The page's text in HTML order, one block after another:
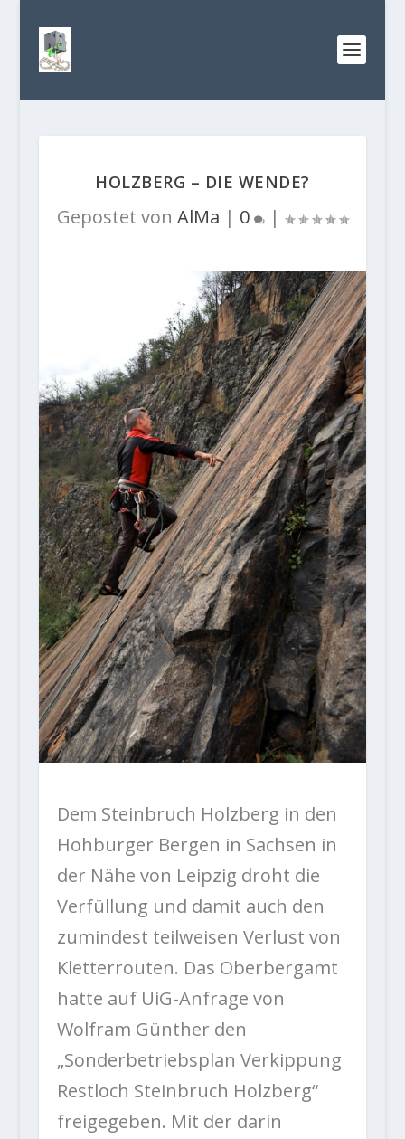
HOLZBERG – DIE WENDE?
Gepostet von AlMa | 0 |
Dem Steinbruch Holzberg in den
Hohburger Bergen in Sachsen in
der Nähe von Leipzig droht die
Verfüllung und damit auch den
zumindest teilweisen Verlust von
Kletterrouten. Das Oberbergamt
hatte auf UiG-Anfrage von
Wolfram Günther den
„Sonderbetriebsplan Verkippung
Restloch Steinbruch Holzberg“
freigegeben. Mit der darin